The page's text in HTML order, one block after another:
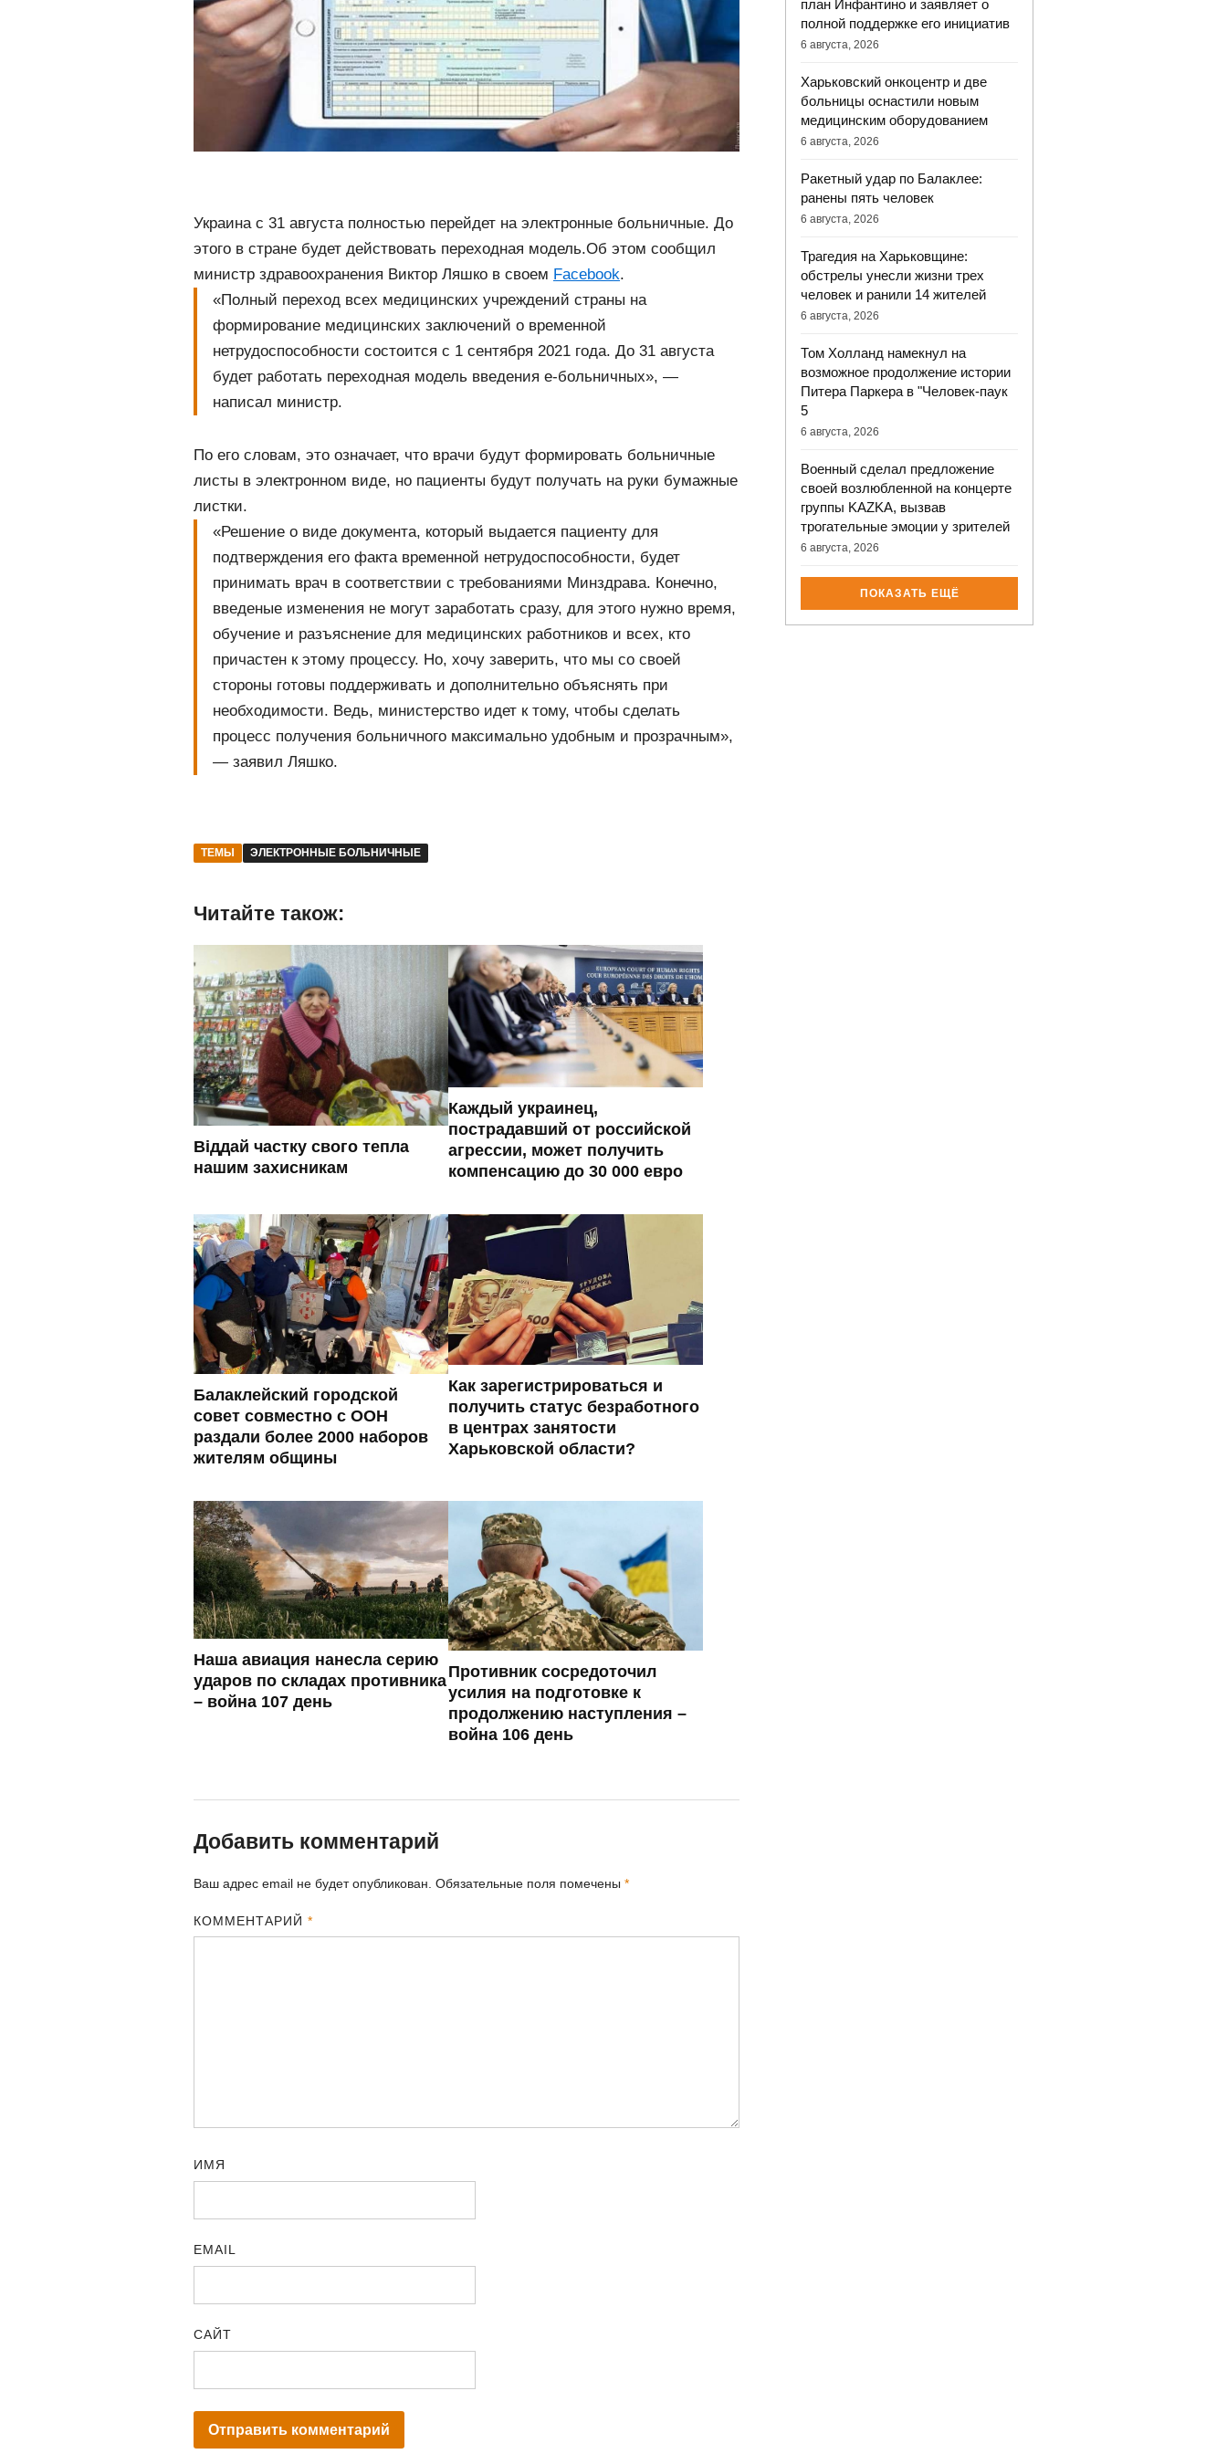
Украина с 31 августа полностью перейдет на электронные больничные. До
этого в стране будет действовать переходная модель.Об этом сообщил
министр здравоохранения Виктор Ляшко в своем Facebook.
«Полный переход всех медицинских учреждений страны на
формирование медицинских заключений о временной
нетрудоспособности состоится с 1 сентября 2021 года. До 31 августа
будет работать переходная модель введения е-больничных», —
написал министр.
По его словам, это означает, что врачи будут формировать больничные
листы в электронном виде, но пациенты будут получать на руки бумажные
листки.
«Решение о виде документа, который выдается пациенту для
подтверждения его факта временной нетрудоспособности, будет
принимать врач в соответствии с требованиями Минздрава. Конечно,
введеные изменения не могут заработать сразу, для этого нужно время,
обучение и разъяснение для медицинских работников и всех, кто
причастен к этому процессу. Но, хочу заверить, что мы со своей
стороны готовы поддерживать и дополнительно объяснять при
необходимости. Ведь, министерство идет к тому, чтобы сделать
процесс получения больничного максимально удобным и прозрачным»,
— заявил Ляшко.
ТЕМЫ ЭЛЕКТРОННЫЕ БОЛЬНИЧНЫЕ
Читайте також:
Віддай частку свого тепла
нашим захисникам
Каждый украинец,
пострадавший от российской
агрессии, может получить
компенсацию до 30 000 евро
Балаклейский городской
совет совместно с ООН
раздали более 2000 наборов
жителям общины
Как зарегистрироваться и
получить статус безработного
в центрах занятости
Харьковской области?
Наша авиация нанесла серию
ударов по складах противника
– война 107 день
Противник сосредоточил
усилия на подготовке к
продолжению наступления –
война 106 день
Добавить комментарий
Ваш адрес email не будет опубликован. Обязательные поля помечены *
КОММЕНТАРИЙ*
ИМЯ
EMAIL
САЙТ
план Инфантино и заявляет о
полной поддержке его инициатив
6 августа, 2026
Харьковский онкоцентр и две
больницы оснастили новым
медицинским оборудованием
6 августа, 2026
Ракетный удар по Балаклее:
ранены пять человек
6 августа, 2026
Трагедия на Харьковщине:
обстрелы унесли жизни трех
человек и ранили 14 жителей
6 августа, 2026
Том Холланд намекнул на
возможное продолжение истории
Питера Паркера в "Человек-паук
5
6 августа, 2026
Военный сделал предложение
своей возлюбленной на концерте
группы KAZKA, вызвав
трогательные эмоции у зрителей
6 августа, 2026
ПОКАЗАТЬ ЕЩЁ